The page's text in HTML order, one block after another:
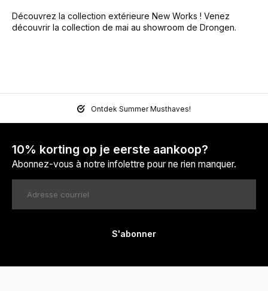
Découvrez la collection extérieure New Works ! Venez
découvrir la collection de mai au showroom de Drongen.
Ontdek Summer Musthaves!
10% korting op je eerste aankoop?
Abonnez-vous à notre infolettre pour ne rien manquer.
S'abonner